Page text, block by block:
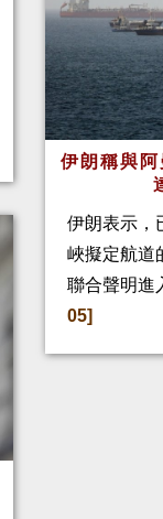
伊朗稱與
伊朗表示，
峽擬定航道
聯合聲明進
05]